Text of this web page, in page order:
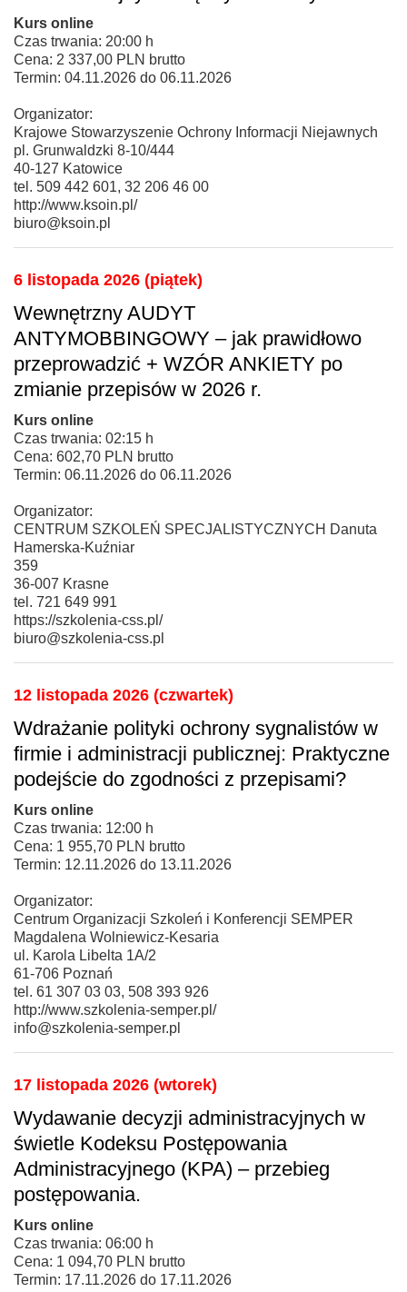
Kurs online
Czas trwania: 20:00 h
Cena: 2 337,00 PLN brutto
Termin: 04.11.2026 do 06.11.2026
Organizator:
Krajowe Stowarzyszenie Ochrony Informacji Niejawnych
pl. Grunwaldzki 8-10/444
40-127 Katowice
tel. 509 442 601, 32 206 46 00
http://www.ksoin.pl/
biuro@ksoin.pl
6 listopada 2026 (piątek)
Wewnętrzny AUDYT
ANTYMOBBINGOWY – jak prawidłowo
przeprowadzić + WZÓR ANKIETY po
zmianie przepisów w 2026 r.
Kurs online
Czas trwania: 02:15 h
Cena: 602,70 PLN brutto
Termin: 06.11.2026 do 06.11.2026
Organizator:
CENTRUM SZKOLEŃ SPECJALISTYCZNYCH Danuta
Hamerska-Kuźniar
359
36-007 Krasne
tel. 721 649 991
https://szkolenia-css.pl/
biuro@szkolenia-css.pl
12 listopada 2026 (czwartek)
Wdrażanie polityki ochrony sygnalistów w
firmie i administracji publicznej: Praktyczne
podejście do zgodności z przepisami?
Kurs online
Czas trwania: 12:00 h
Cena: 1 955,70 PLN brutto
Termin: 12.11.2026 do 13.11.2026
Organizator:
Centrum Organizacji Szkoleń i Konferencji SEMPER
Magdalena Wolniewicz-Kesaria
ul. Karola Libelta 1A/2
61-706 Poznań
tel. 61 307 03 03, 508 393 926
http://www.szkolenia-semper.pl/
info@szkolenia-semper.pl
17 listopada 2026 (wtorek)
Wydawanie decyzji administracyjnych w
świetle Kodeksu Postępowania
Administracyjnego (KPA) – przebieg
postępowania.
Kurs online
Czas trwania: 06:00 h
Cena: 1 094,70 PLN brutto
Termin: 17.11.2026 do 17.11.2026